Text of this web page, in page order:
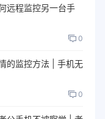
远程监控另一台手
0
的监控方法 | 手机无
0